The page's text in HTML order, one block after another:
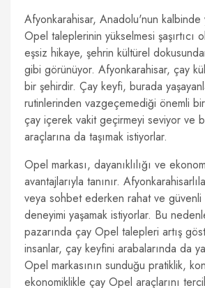
Afyonkarahisar, Anadolu'nun kalbinde
Opel taleplerinin yükselmesi şaşırtıcı
eşsiz hikaye, şehrin kültürel
gibi görünüyor. Afyonkarahisar, çay
bir şehirdir. Çay keyfi, burada
rutinlerinden vazgeçemediği önemli
çay içerek vakit geçirmeyi seviyor ve
araçlarına da taşımak istiyorlar.
Opel markası, dayanıklılığı ve
avantajlarıyla tanınır.
veya sohbet ederken rahat ve güvenli
deneyimi yaşamak istiyorlar. Bu
pazarında çay Opel talepleri artış
insanlar, çay keyfini arabalarında da
Opel markasının sunduğu pratiklik,
ekonomiklikle çay Opel araçlarını